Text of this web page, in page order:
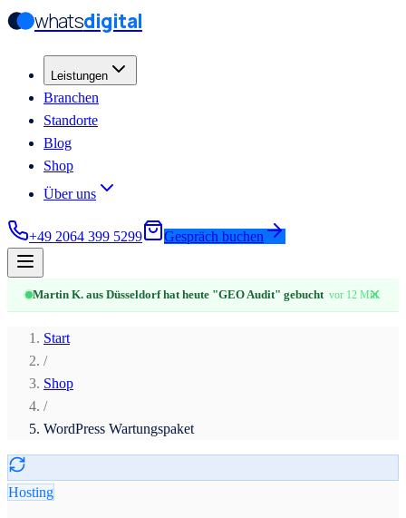
Zum Hauptinhalt springen
Zum Hauptinhalt springen
whatsdigital
Leistungen
Branchen
Standorte
Blog
Shop
Über uns
+49 2064 399 5299 Gespräch buchen
Martin K. aus Düsseldorf hat heute "GEO Audit" gebucht vor 12 Min.
✕
Start
/
Shop
/
WordPress Wartungspaket
Hosting